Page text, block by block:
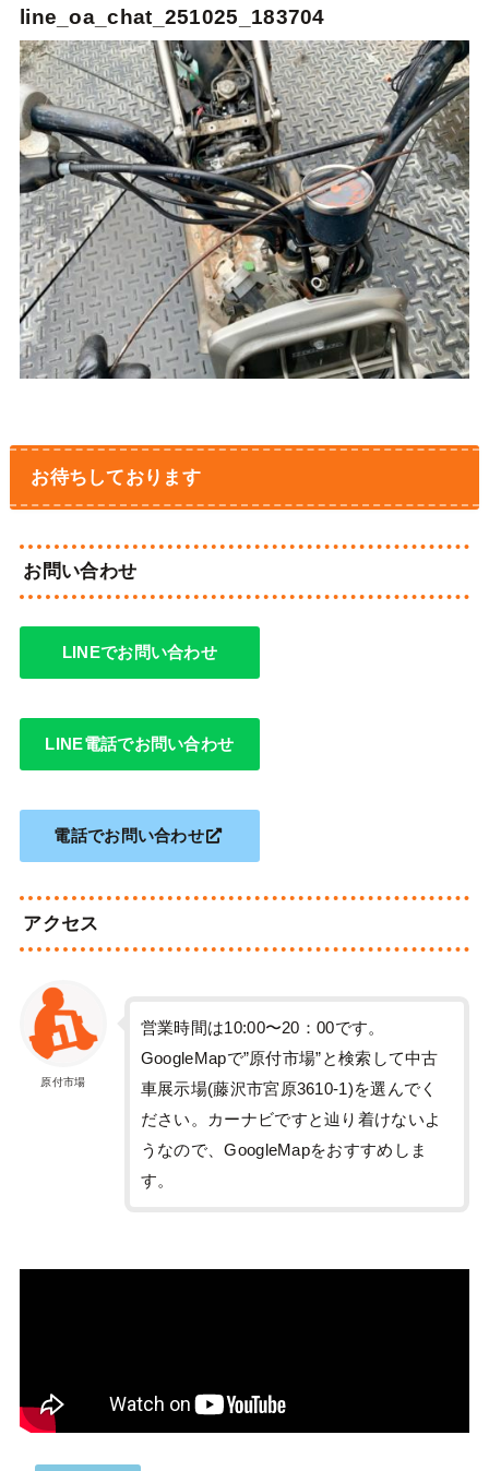
line_oa_chat_251025_183704
お待ちしております
お問い合わせ
LINEでお問い合わせ
LINE電話でお問い合わせ
電話でお問い合わせ
アクセス
原付市場
営業時間は10:00〜20：00です。
GoogleMapで”原付市場”と検索して中古
車展示場(藤沢市宮原3610-1)を選んでく
ださい。カーナビですと辿り着けないよ
うなので、GoogleMapをおすすめしま
す。